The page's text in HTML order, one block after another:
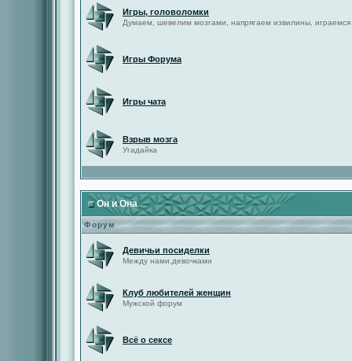
Игры, головоломки
Думаем, шевелим мозгами, напрягаем извилины,
Игры Форума
Игры чата
Взрыв мозга
Угадайка
Он и Она
Форум
Девичьи посиделки
Между нами,девочками
Клуб любителей женщин
Мужской форум
Всё о сексе